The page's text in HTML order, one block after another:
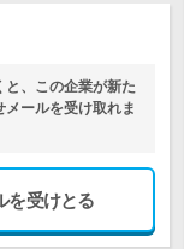
と、この企業が新た
ールを受け取れま
を受けとる